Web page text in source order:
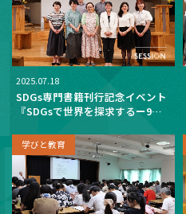
2025.07.18
SDGs専門書籍刊行記念イベント
『SDGsで世界を探求するー9つ
学びと教育